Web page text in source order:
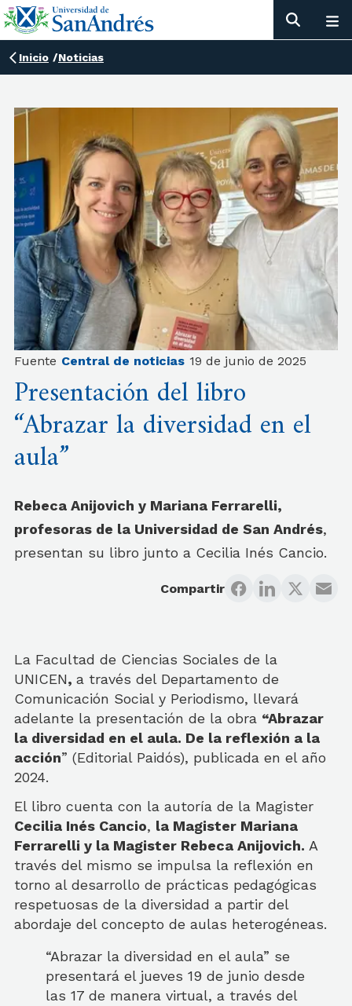
Inicio /Noticias
Fuente Central de noticias 19 de junio de 2025
Presentación del libro
“Abrazar la diversidad en el
aula”
Rebeca Anijovich y Mariana Ferrarelli,
profesoras de la Universidad de San Andrés,
presentan su libro junto a Cecilia Inés Cancio.
Compartir
La Facultad de Ciencias Sociales de la
UNICEN, a través del Departamento de
Comunicación Social y Periodismo, llevará
adelante la presentación de la obra “Abrazar
la diversidad en el aula. De la reflexión a la
acción” (Editorial Paidós), publicada en el año
2024.
El libro cuenta con la autoría de la Magister
Cecilia Inés Cancio, la Magister Mariana
Ferrarelli y la Magister Rebeca Anijovich. A
través del mismo se impulsa la reflexión en
torno al desarrollo de prácticas pedagógicas
respetuosas de la diversidad a partir del
abordaje del concepto de aulas heterogéneas.
“Abrazar la diversidad en el aula” se
presentará el jueves 19 de junio desde
las 17 de manera virtual, a través del